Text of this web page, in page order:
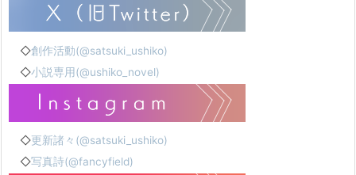
◇創作活動(@satsuki_ushiko)
◇小説専用(@ushiko_novel)
◇更新諸々(@satsuki_ushiko)
◇写真詩(@fancyfield)